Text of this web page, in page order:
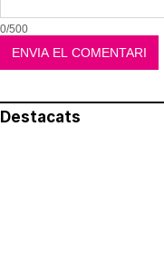
0/500
Destacats